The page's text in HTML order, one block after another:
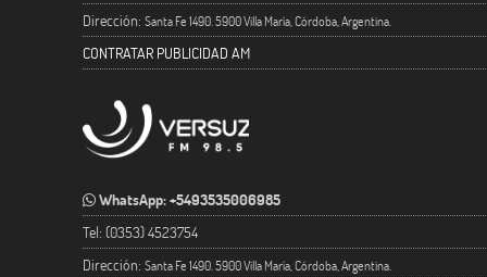
Dirección: Santa Fe 1490. 5900 Villa María, Córdoba, Argentina.
CONTRATAR PUBLICIDAD AM
WhatsApp: +5493535006985
Tel: (0353) 4523754
Dirección: Santa Fe 1490. 5900 Villa María, Córdoba, Argentina.